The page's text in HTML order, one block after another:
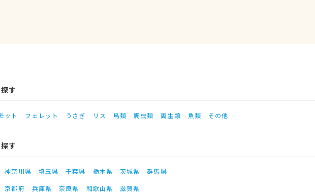
す
ット フェレット うさぎ リス 鳥類 爬虫類 両生類 魚類 その他
す
神奈川県 埼玉県 千葉県 栃木県 茨城県
群馬県
京都府 兵庫県 奈良県 和歌山県
滋賀県